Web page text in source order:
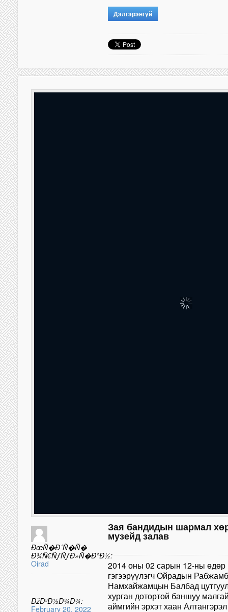
Дэлгэрэнгүй
ÐœÑ�Ð´Ñ�Ñ�
Ð¾Ñ€ÑƒÑƒÐ»Ñ�Ð°Ð½:
Oirad
ÐžÐ³Ð½Ð¾Ð¾:
February 20, 2022
Зая бандидын шармал
музейд залав
2014 оны 02 сарын 12-ны
гэгээрүүлэгч Ойрадын
Намхайжамцын Балбад
хурган дотортой баншуу
аймгийн эрхэт хаан